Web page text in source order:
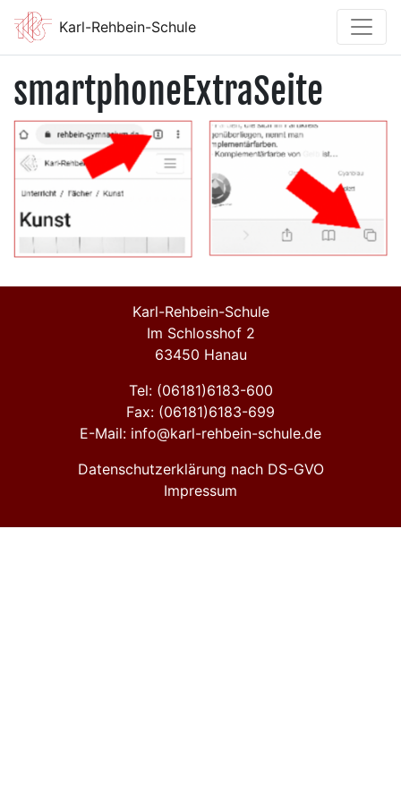
Karl-Rehbein-Schule
smartphoneExtraSeite
Karl-Rehbein-Schule
Im Schlosshof 2
63450 Hanau
Tel: (06181)6183-600
Fax: (06181)6183-699
E-Mail: info@karl-rehbein-schule.de
Datenschutzerklärung nach DS-GVO
Impressum